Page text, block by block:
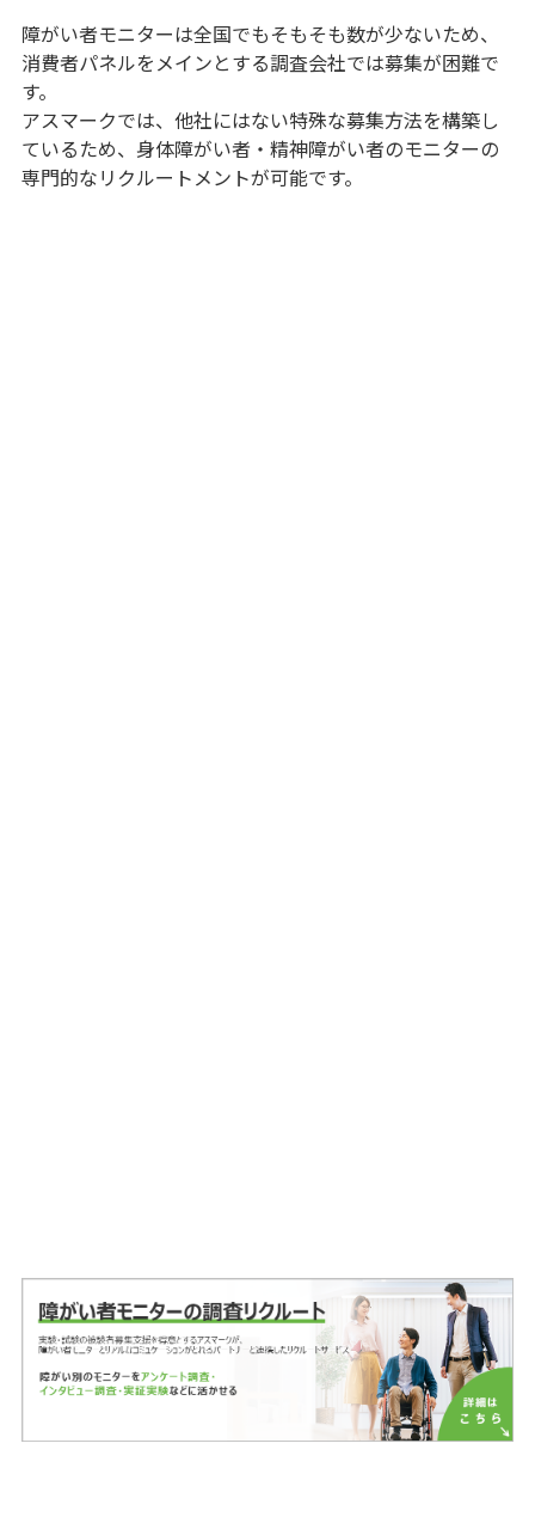
障がい者モニターは全国でもそもそも数が少ないため、
消費者パネルをメインとする調査会社では募集が困難で
す。
アスマークでは、他社にはない特殊な募集方法を構築し
ているため、身体障がい者・精神障がい者のモニターの
専門的なリクルートメントが可能です。